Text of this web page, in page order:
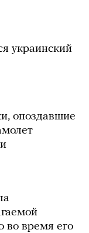
украинский
опоздавшие
время его